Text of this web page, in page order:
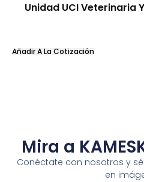
Unidad UCI Veterinaria
Añadir A La Cotización
Mira a
Conéctate con nosotros y
en